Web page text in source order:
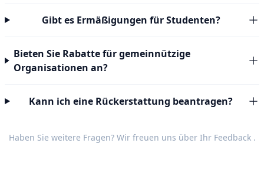
Gibt es Ermäßigungen für Studenten?
Bieten Sie Rabatte für gemeinnützige
Organisationen an?
Kann ich eine Rückerstattung beantragen?
Haben Sie weitere Fragen? Wir freuen uns über Ihr Feedback.